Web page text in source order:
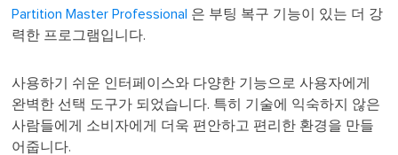
Partition Master Professional 은 부팅 복구 기능이 있는 더 강
력한 프로그램입니다.
사용하기 쉬운 인터페이스와 다양한 기능으로 사용자에게
완벽한 선택 도구가 되었습니다. 특히 기술에 익숙하지 않은
사람들에게 소비자에게 더욱 편안하고 편리한 환경을 만들
어줍니다.